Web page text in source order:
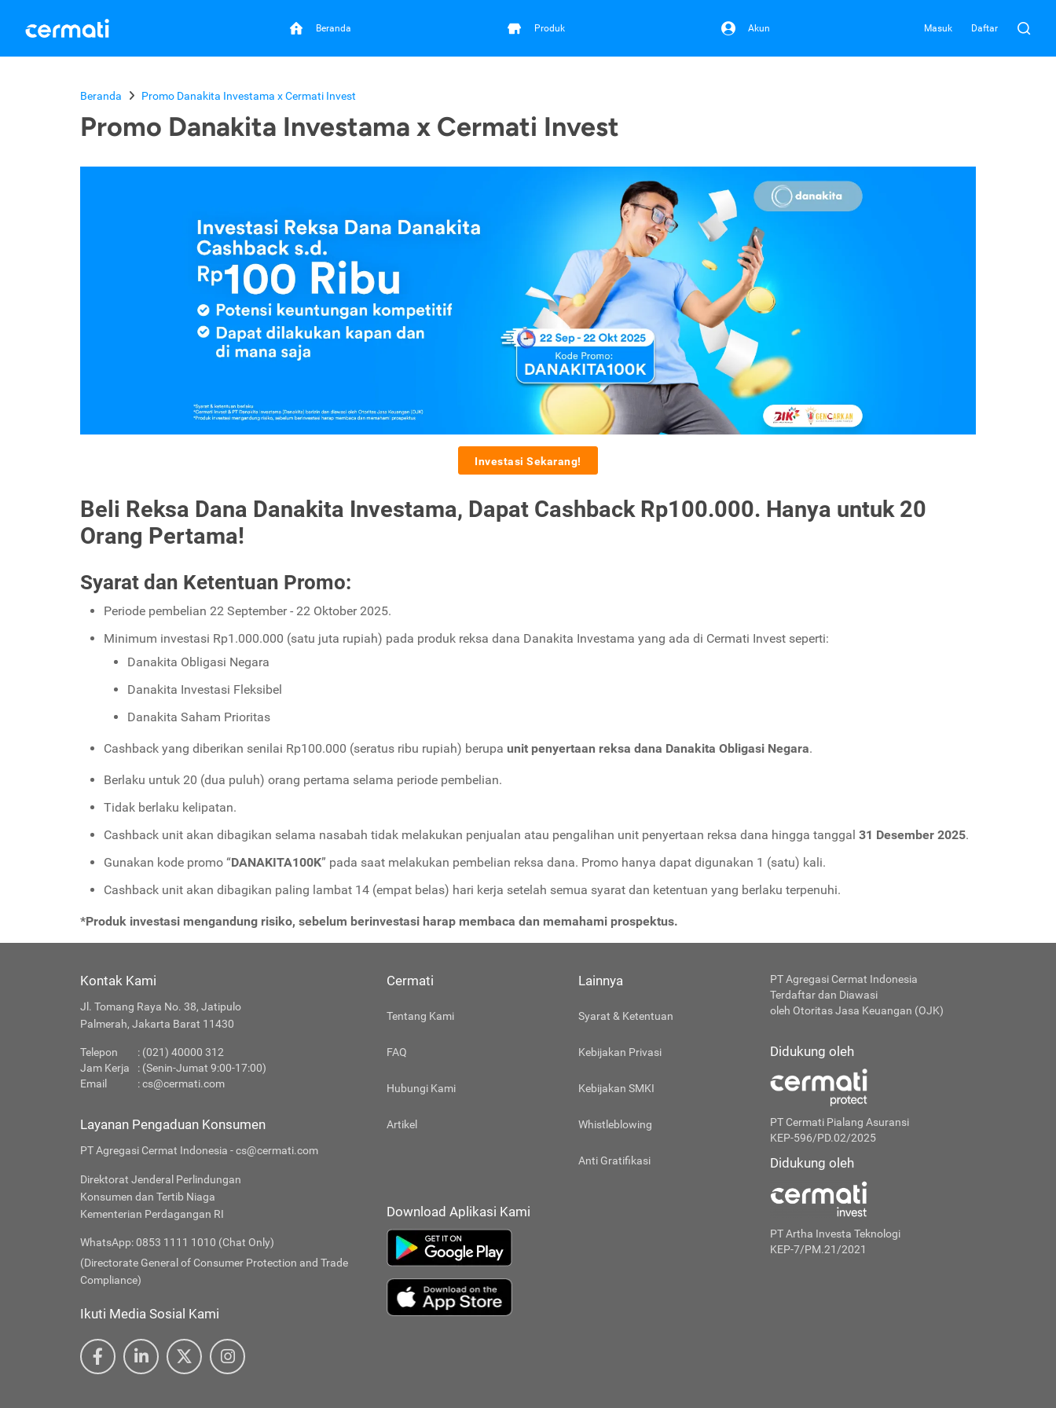
Beranda Produk Akun Masuk Daftar
Beranda Promo Danakita Investama x Cermati Invest
Promo Danakita Investama x Cermati Invest
Investasi Sekarang!
Beli Reksa Dana Danakita Investama, Dapat Cashback Rp100.000. Hanya untuk 20
Orang Pertama!
Syarat dan Ketentuan Promo:
Periode pembelian 22 September - 22 Oktober 2025.
Minimum investasi Rp1.000.000 (satu juta rupiah) pada produk reksa dana Danakita Investama yang ada di Cermati Invest seperti:
Danakita Obligasi Negara
Danakita Investasi Fleksibel
Danakita Saham Prioritas
Cashback yang diberikan senilai Rp100.000 (seratus ribu rupiah) berupa unit penyertaan reksa dana Danakita Obligasi Negara.
Berlaku untuk 20 (dua puluh) orang pertama selama periode pembelian.
Tidak berlaku kelipatan.
Cashback unit akan dibagikan selama nasabah tidak melakukan penjualan atau pengalihan unit penyertaan reksa dana hingga tanggal 31 Desember 2025.
Gunakan kode promo “DANAKITA100K” pada saat melakukan pembelian reksa dana. Promo hanya dapat digunakan 1 (satu) kali.
Cashback unit akan dibagikan paling lambat 14 (empat belas) hari kerja setelah semua syarat dan ketentuan yang berlaku terpenuhi.
*Produk investasi mengandung risiko, sebelum berinvestasi harap membaca dan memahami prospektus.
Kontak Kami
Jl. Tomang Raya No. 38, Jatipulo
Palmerah, Jakarta Barat 11430
Telepon
: (021) 40000 312
Jam Kerja
: (Senin-Jumat 9:00-17:00)
Email
:cs@cermati.com
Layanan Pengaduan Konsumen
PT Agregasi Cermat Indonesia - cs@cermati.com
Direktorat Jenderal Perlindungan
Konsumen dan Tertib Niaga
Kementerian Perdagangan RI
WhatsApp: 0853 1111 1010 (Chat Only)
(Directorate General of Consumer Protection and Trade
Compliance)
Ikuti Media Sosial Kami
Cermati
Tentang Kami
FAQ
Hubungi Kami
Artikel
Lainnya
Syarat & Ketentuan
Kebijakan Privasi
Kebijakan SMKI
Whistleblowing
Anti Gratifikasi
Download Aplikasi Kami
PT Agregasi Cermat Indonesia
Terdaftar dan Diawasi
oleh Otoritas Jasa Keuangan (OJK)
Didukung oleh
PT Cermati Pialang Asuransi
KEP-596/PD.02/2025
Didukung oleh
PT Artha Investa Teknologi
KEP-7/PM.21/2021